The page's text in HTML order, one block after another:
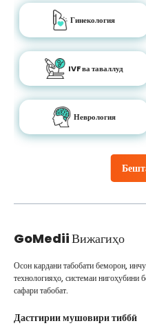
Гинекология
IVF ва таваллуд
Неврология
GoMediiВижагиҳо
Осон кардани табобати беморон,
технологияҳо, системаи
сафари табобат.
Дастгирии мушовири тиббӣ